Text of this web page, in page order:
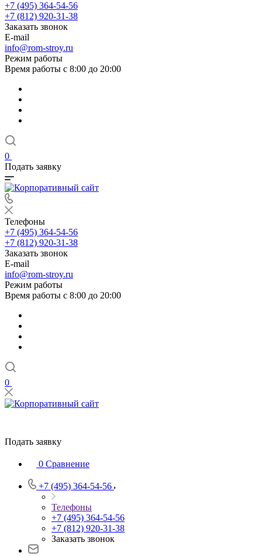
+7 (495) 364-54-56
+7 (812) 920-31-38
Заказать звонок
E-mail
info@rom-stroy.ru
Режим работы
Время работы с 8:00 до 20:00
0
Подать заявку
Телефоны
+7 (495) 364-54-56
+7 (812) 920-31-38
Заказать звонок
E-mail
info@rom-stroy.ru
Режим работы
Время работы с 8:00 до 20:00
0
Подать заявку
0 Сравнение
+7 (495) 364-54-56
Телефоны
+7 (495) 364-54-56
+7 (812) 920-31-38
Заказать звонок